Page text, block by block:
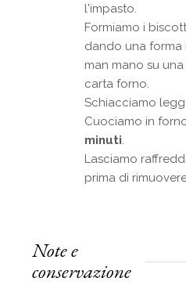
l'impasto.
Formiamo i
dando una
man mano su
carta forno.
Schiacciamo
Cuociamo in
minuti.
Lasciamo
prima di
Note e
conservazione